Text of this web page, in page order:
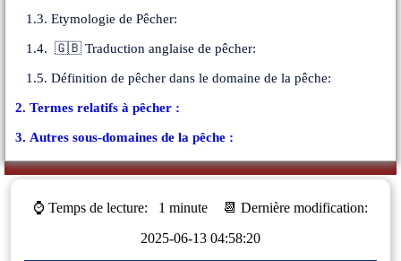
1.3. Etymologie de Pêcher:
1.4. 🇬🇧 Traduction anglaise de pêcher:
1.5. Définition de pêcher dans le domaine de la pêche:
2. Termes relatifs à pêcher :
3. Autres sous-domaines de la pêche :
⌚ Temps de lecture: 1 minute
📆 Dernière modification:
2025-06-13 04:58:20